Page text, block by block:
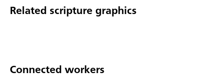
Related scripture graphics
Connected workers